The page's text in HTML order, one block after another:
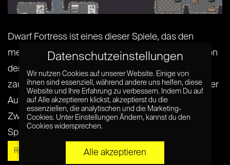
Dwarf Fortress ist eines dieser Spiele, das den
meisten unbekannt ist und anderen hingegen schon
der Name einen verklärten Blick aufs Gesicht
zaubert. Bereits 2006 erschien die erste Version der
Aufbau-Simulation, in der ihr euch ein eigenes
Zwergenreich aufbauen dürft. Entwickelt wird das
Spiel von den Brüdern Tarn und Zach[...] [...]
Read More »
Datenschutzeinstellungen
Wir nutzen Cookies auf unserer Website. Einige von
ihnen sind essenziell, während andere uns helfen, diese
Website und Ihre Erfahrung zu verbessern. Indem Du auf
auf Alle akzeptieren klickst, akzeptierst du die
essenziellen, die analytischen und die Marketing-
Cookies. Unter Einstellungen Ändern, kannst du den
Cookies widersprechen.
Alle akzeptieren